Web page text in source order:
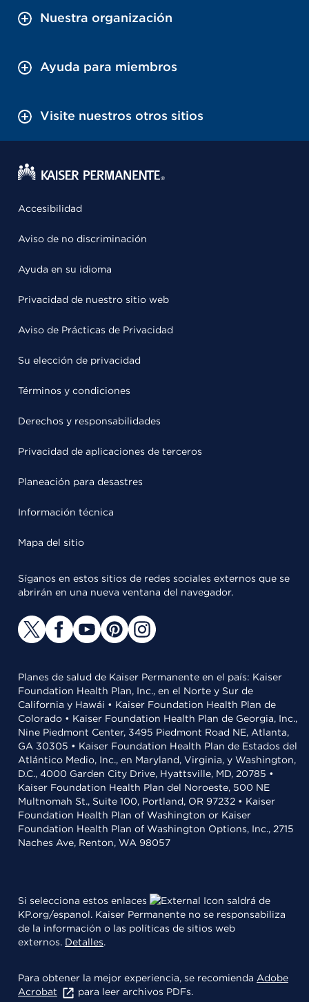
Nuestra organización
Ayuda para miembros
Visite nuestros otros sitios
Accesibilidad
Aviso de no discriminación
Ayuda en su idioma
Privacidad de nuestro sitio web
Aviso de Prácticas de Privacidad
Su elección de privacidad
Términos y condiciones
Derechos y responsabilidades
Privacidad de aplicaciones de terceros
Planeación para desastres
Información técnica
Mapa del sitio
Síganos en estos sitios de redes sociales externos que se
abrirán en una nueva ventana del navegador.
Planes de salud de Kaiser Permanente en el país: Kaiser
Foundation Health Plan, Inc., en el Norte y Sur de
California y Hawái • Kaiser Foundation Health Plan de
Colorado • Kaiser Foundation Health Plan de Georgia, Inc.,
Nine Piedmont Center, 3495 Piedmont Road NE, Atlanta,
GA 30305 • Kaiser Foundation Health Plan de Estados del
Atlántico Medio, Inc., en Maryland, Virginia, y Washington,
D.C., 4000 Garden City Drive, Hyattsville, MD, 20785 •
Kaiser Foundation Health Plan del Noroeste, 500 NE
Multnomah St., Suite 100, Portland, OR 97232 • Kaiser
Foundation Health Plan of Washington or Kaiser
Foundation Health Plan of Washington Options, Inc., 2715
Naches Ave, Renton, WA 98057
Si selecciona estos enlaces
saldrá de
KP.org/espanol. Kaiser Permanente no se responsabiliza
de la información o las políticas de sitios web
externos. Detalles.
Para obtener la mejor experiencia, se recomienda Adobe
Acrobat
para leer archivos PDFs.